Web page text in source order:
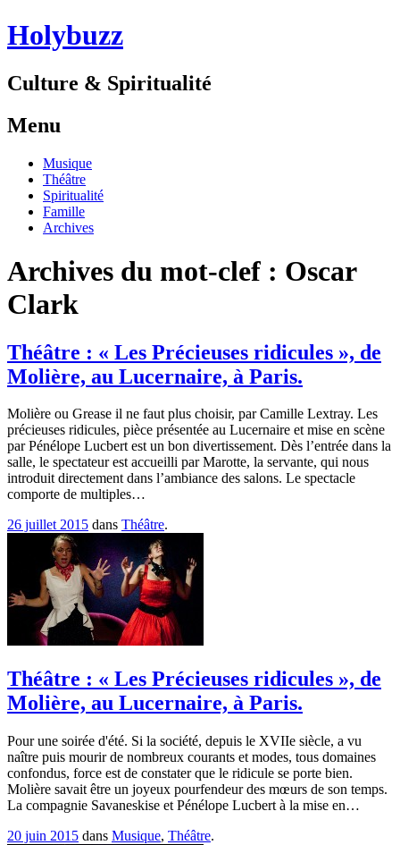
Holybuzz
Culture & Spiritualité
Menu
Aller
contenu
Musique
Théâtre
Spiritualité
Famille
Archives
Archives du mot-clef : Oscar
Clark
Théâtre : « Les Précieuses ridicules », de
Molière, au Lucernaire, à Paris.
Molière ou Grease il ne faut plus choisir, par Camille Lextray. Les
précieuses ridicules, pièce présentée au Lucernaire et mise en scène
par Pénélope Lucbert est un bon divertissement. Dès l’entrée dans la
salle, le spectateur est accueilli par Marotte, la servante, qui nous
introduit directement dans l’ambiance des salons. Le spectacle
comporte de multiples…
26 juillet 2015 dans Théâtre.
Théâtre : « Les Précieuses ridicules », de
Molière, au Lucernaire, à Paris.
Pour une soirée d'été. Si la société, depuis le XVIIe siècle, a vu
naître puis mourir de nombreux courants et modes, tous domaines
confondus, force est de constater que le ridicule se porte bien.
Molière savait être un joyeux pourfendeur des mœurs de son temps.
La compagnie Savaneskise et Pénélope Lucbert à la mise en…
20 juin 2015 dans Musique, Théâtre.